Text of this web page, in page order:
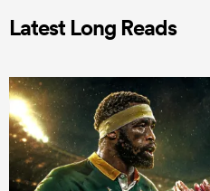
Latest Long Reads